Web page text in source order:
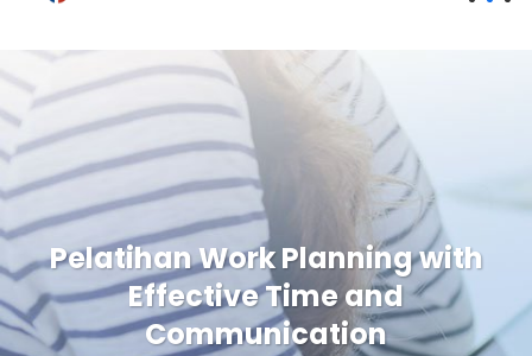
Pelatihan Work Planning with
Effective Time and
Communication